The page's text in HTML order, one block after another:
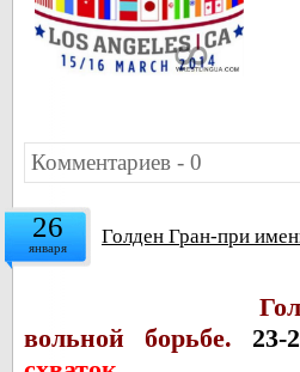
Комментариев - 0
26
января Голден Гран-при
вольной борьбе. 23-